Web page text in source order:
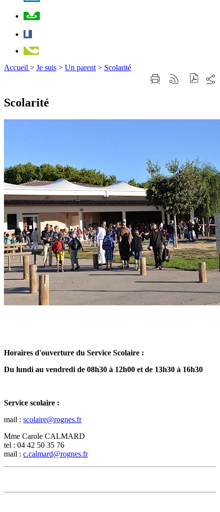
Accueil > Je suis > Un parent > Scolarité
ImprimerGénérer
sur
Scolarité
Horaires d'ouverture du Service Scolaire :
Du lundi au vendredi de 08h30 à 12h00 et de 13h30 à 16h30
Service scolaire :
mail : scolaire@rognes.fr
Mme Carole CALMARD
tel : 04 42 50 35 76
mail : c.calmard@rognes.fr